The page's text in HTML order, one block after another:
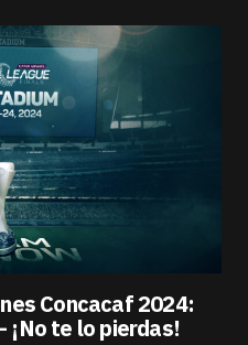
Concacaf 2024:
¡No te lo pierdas!